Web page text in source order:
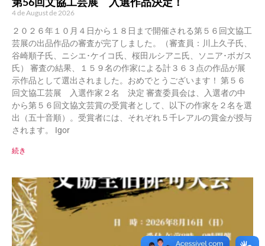
4 de August de 2026
２０２６年１０月４日から１８日まで開催される第５６回文協工
芸展の出品作品の審査が完了しました。（審査員：川上久子氏、
谷崎順子氏、ニシエ･ケイコ氏、桜田ルシアニ氏、ソニア･ボガス
氏） 審査の結果、１５９名の作家による計３６３点の作品が展
示作品として選出されました。おめでとうございます！ 第５６
回文協工芸展 入選作家２名 決定 審査委員会は、入選者の中
から第５６回文協文芸賞の受賞者として、以下の作家を２名を選
出（五十音順）。受賞者には、それぞれ５千レアルの賞金が授与
されます。 Igor
続き